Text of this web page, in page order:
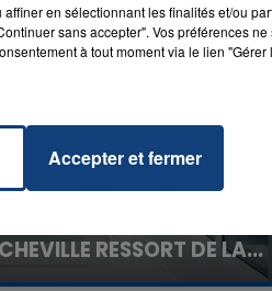
RESSORT DE LA...
plainte contre la clinique qui a
en sélectionnant les finalités et/ou
sans accepter". Vos préférences
à tout moment via le lien
Accepter et fermer